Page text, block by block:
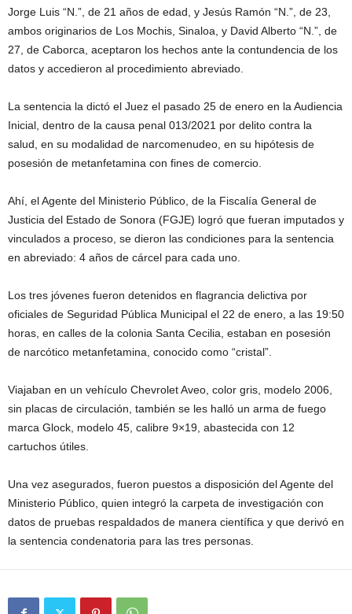
Jorge Luis “N.”, de 21 años de edad, y Jesús Ramón “N.”, de 23,
ambos originarios de Los Mochis, Sinaloa, y David Alberto “N.”, de
27, de Caborca, aceptaron los hechos ante la contundencia de los
datos y accedieron al procedimiento abreviado.
La sentencia la dictó el Juez el pasado 25 de enero en la Audiencia
Inicial, dentro de la causa penal 013/2021 por delito contra la
salud, en su modalidad de narcomenudeo, en su hipótesis de
posesión de metanfetamina con fines de comercio.
Ahí, el Agente del Ministerio Público, de la Fiscalía General de
Justicia del Estado de Sonora (FGJE) logró que fueran imputados y
vinculados a proceso, se dieron las condiciones para la sentencia
en abreviado: 4 años de cárcel para cada uno.
Los tres jóvenes fueron detenidos en flagrancia delictiva por
oficiales de Seguridad Pública Municipal el 22 de enero, a las 19:50
horas, en calles de la colonia Santa Cecilia, estaban en posesión
de narcótico metanfetamina, conocido como “cristal”.
Viajaban en un vehículo Chevrolet Aveo, color gris, modelo 2006,
sin placas de circulación, también se les halló un arma de fuego
marca Glock, modelo 45, calibre 9×19, abastecida con 12
cartuchos útiles.
Una vez asegurados, fueron puestos a disposición del Agente del
Ministerio Público, quien integró la carpeta de investigación con
datos de pruebas respaldados de manera científica y que derivó en
la sentencia condenatoria para las tres personas.